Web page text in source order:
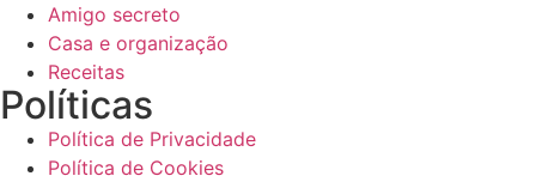
Amigo secreto
Casa e organização
Receitas
Políticas
Política de Privacidade
Política de Cookies